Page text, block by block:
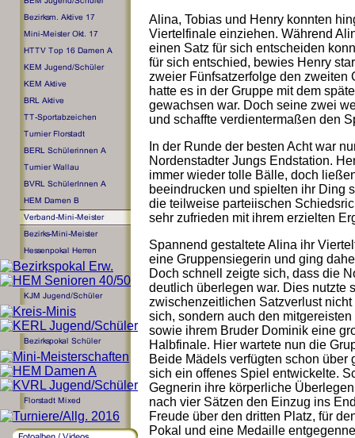
Alina, Tobias und Henry konnten
Viertelfinale einziehen. Während
einen Satz für sich entscheiden
für sich entschied, bewies Henry
zweier Fünfsatzerfolge den zweiten
hatte es in der Gruppe mit dem
gewachsen war. Doch seine zwei
und schaffte verdientermaßen den
In der Runde der besten Acht war
Nordenstadter Jungs Endstation.
immer wieder tolle Bälle, doch
beeindrucken und spielten ihr Ding
die teilweise parteiischen
sehr zufrieden mit ihrem erzielten
Spannend gestaltete Alina ihr
eine Gruppensiegerin und ging
Doch schnell zeigte sich, dass die
deutlich überlegen war. Dies nutzte
zwischenzeitlichen Satzverlust
sich, sondern auch den
sowie ihrem Bruder Dominik eine
Halbfinale. Hier wartete nun die
Beide Mädels verfügten schon
sich ein offenes Spiel entwickelte.
Gegnerin ihre körperliche
nach vier Sätzen den Einzug ins
Freude über den dritten Platz, für
Pokal und eine Medaille